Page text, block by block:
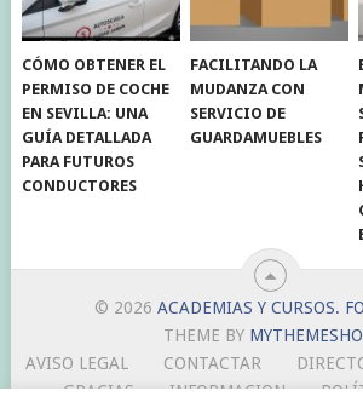
CÓMO OBTENER EL
PERMISO DE COCHE
EN SEVILLA: UNA
GUÍA DETALLADA
PARA FUTUROS
CONDUCTORES
FACILITANDO LA
MUDANZA CON
SERVICIO DE
GUARDAMUEBLES
© 2026 ACADEMIAS Y CURSOS.
THEME BY
AVISO LEGAL
CONTACTAR
GRACIAS
INFORMACION